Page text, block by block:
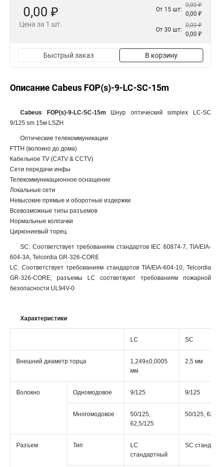
0,00 ₽
Цена за 1 шт.
От 15 шт:
0,00 ₽
0,00 ₽
От 30 шт:
0,00 ₽
0,00 ₽
Быстрый заказ В корзину
Описание Cabeus FOP(s)-9-LC-SC-15m
Cabeus FOP(s)-9-LC-SC-15m
Шнур оптический simplex LC-SC
9/125 sm 15м LSZH
Оптические телекоммуникации
FTTH (волокно до дома)
Кабельное TV (CATV & CCTV)
Сети передачи инфы
Телекоммуникационное оснащение
Локальные сети
Невысокие прямые и оборотные издержки
Всевозможные типы разъемов
Нормальные колпачки
Циркониевый торец
SC: Соответствует требованиям стандартов IEC 60874-7, TIA/EIA-
604-3A, Telcordia GR-326-CORE
LC: Соответствует требованиям стандартов TIA/EIA-604-10, Telcordia
GR-326-CORE; разъемы LC соответвуют требованиям пожарной
безопасности UL94V-0
Характеристики
LC SC
Внешний диаметр торца
1,249±0,0005
мм
2,5 мм
Волокно Одномодовое 9/125 9/125
Многомодовое
50/125,
62,5/125
50/125,
Разъем Тип
LC
стандартный
SC